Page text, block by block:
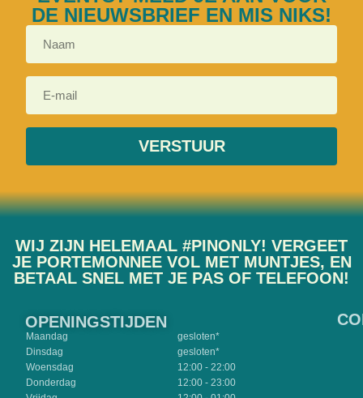
DE NIEUWSBRIEF EN MIS NIKS!
VERSTUUR
WIJ ZIJN HELEMAAL #PINONLY! VERGEET
JE PORTEMONNEE VOL MET MUNTJES, EN
BETAAL SNEL MET JE PAS OF TELEFOON!
OPENINGSTIJDEN
Maandag
Dinsdag
Woensdag
Donderdag
gesloten*
gesloten*
12:00 - 22:00
12:00 - 23:00